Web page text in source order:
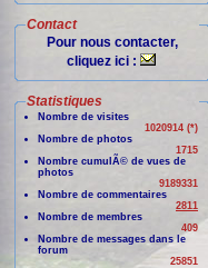
Contact
Pour nous contacter,
cliquez ici :
Statistiques
Nombre de visites
1020914 (*)
Nombre de photos
1715
Nombre cumulÃ© de vues de
photos
9189331
Nombre de commentaires
2811
Nombre de membres
409
Nombre de messages dans le
forum
25851